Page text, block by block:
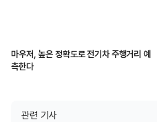
마우저, 높은 정확도로 전기차 주행거리 예
측한다
관련 기사